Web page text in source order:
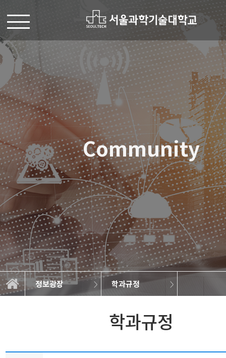
Community
정보광장 학과규정
학과소개
교과과정
학사정보
대학원
정보광장
공지사항
학과규정
취업정보
학과뉴스
갤러리
학과규정